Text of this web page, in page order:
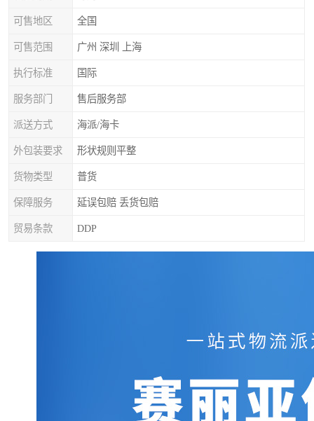
可售地区 全国
可售范围 广州 深圳 上海
执行标准 国际
服务部门 售后服务部
派送方式 海派/海卡
外包装要求 形状规则平整
货物类型 普货
保障服务 延误包赔 丢货包赔
贸易条款 DDP